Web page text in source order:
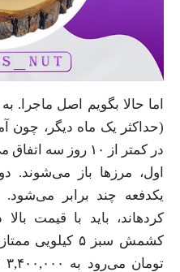
اما حالا بگویم اصل ماجرا.
(حداکثر یک ماه دیگر، چون
در کمتر از ۱۰ روز سه اتفاق می‌افتد:
اول، مرزها باز می‌شوند.
یکدفعه چند برابر می‌شود.
کردهاند، باید با قیمت بالا